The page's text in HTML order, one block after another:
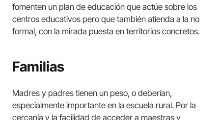
fomenten un plan de educación que actúe sobre los
centros educativos pero que también atienda a la no
formal, con la mirada puesta en territorios concretos.
Familias
Madres y padres tienen un peso, o deberían,
especialmente importante en la escuela rural. Por la
cercanía y la facilidad de acceder a maestras y